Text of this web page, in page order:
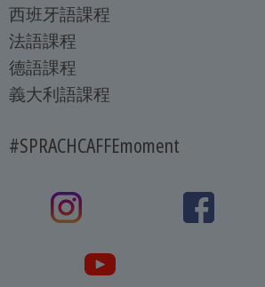
西班牙語課程
法語課程
德語課程
義大利語課程
#SPRACHCAFFEmoment